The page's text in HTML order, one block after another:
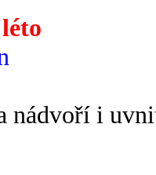
nádvoří i